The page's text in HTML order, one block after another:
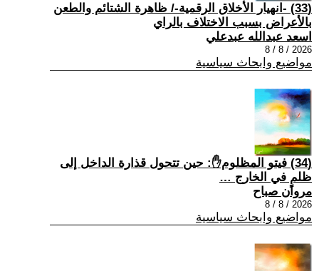
(33) -انهيار الأخلاق الرقمية-/ ظاهرة الشتائم والطعن
بالأعراض بسبب الاختلاف بالراي
اسعد عبدالله عبدعلي
2026 / 8 / 8
مواضيع وابحاث سياسية
(34) فيتو المظلوم✋: حين تتحول قذارة الداخل إلى
ظلمٍ في الخارج …
مروان صباح
2026 / 8 / 8
مواضيع وابحاث سياسية